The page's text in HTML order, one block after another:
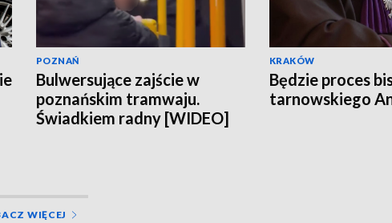
POZNAŃ
Bulwersujące zajście w
poznańskim tramwaju.
Świadkiem radny [WIDEO]
KRAKÓW
Będzie proces
tarnowskiego
WIĘCEJ